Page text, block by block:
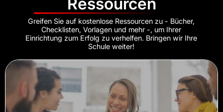
Greifen Sie auf kostenlose Ressourcen zu - Bücher,
Checklisten, Vorlagen und mehr -, um Ihrer
Einrichtung zum Erfolg zu verhelfen. Bringen wir Ihre
Schule weiter!